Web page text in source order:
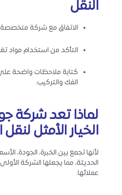
النقل
الاتفاق مع شركة
التأكد من استخدام مواد
كتابة ملاحظات واضحة
الفك والتركيب.
لماذا تعد شركة
الخيار الأمثل لنقل
لأنها تجمع بين الخبرة، الجودة،
الحديثة، مما يجعلها الشركة
عملائها.